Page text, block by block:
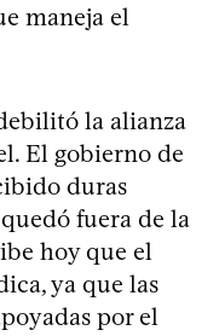
maneja el
la alianza
El gobierno de
duras
fuera de la
hoy que el
ya que las
por el